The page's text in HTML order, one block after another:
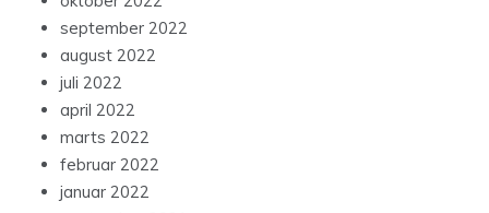
september 2022
august 2022
juli 2022
april 2022
marts 2022
februar 2022
januar 2022